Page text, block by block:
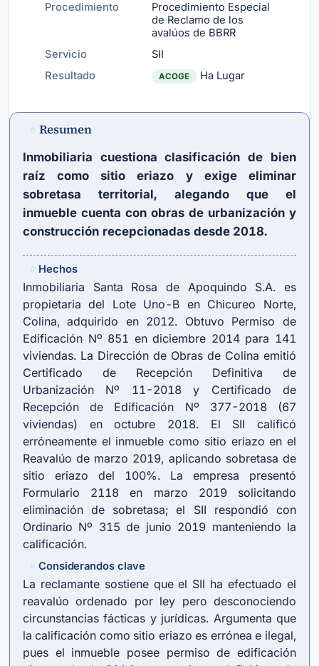
Procedimiento
Procedimiento Especial
de Reclamo de los
avalúos de BBRR
Servicio
SII
Resultado
ACOGE Ha Lugar
Resumen
Inmobiliaria cuestiona clasificación de bien
raíz como sitio eriazo y exige eliminar
sobretasa territorial, alegando que el
inmueble cuenta con obras de urbanización y
construcción recepcionadas desde 2018.
Hechos
Inmobiliaria Santa Rosa de Apoquindo S.A. es
propietaria del Lote Uno-B en Chicureo Norte,
Colina, adquirido en 2012. Obtuvo Permiso de
Edificación Nº 851 en diciembre 2014 para 141
viviendas. La Dirección de Obras de Colina emitió
Certificado de Recepción Definitiva de
Urbanización Nº 11-2018 y Certificado de
Recepción de Edificación Nº 377-2018 (67
viviendas) en octubre 2018. El SII calificó
erróneamente el inmueble como sitio eriazo en el
Reavalúo de marzo 2019, aplicando sobretasa de
sitio eriazo del 100%. La empresa presentó
Formulario 2118 en marzo 2019 solicitando
eliminación de sobretasa; el SII respondió con
Ordinario Nº 315 de junio 2019 manteniendo la
calificación.
Considerandos clave
La reclamante sostiene que el SII ha efectuado el
reavalúo ordenado por ley pero desconociendo
circunstancias fácticas y jurídicas. Argumenta que
la calificación como sitio eriazo es errónea e ilegal,
pues el inmueble posee permiso de edificación